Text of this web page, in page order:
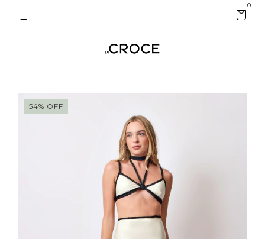
0
54% OFF